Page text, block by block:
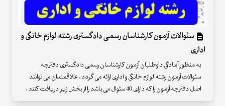
سئوالات آزمون کارشناسان رسمی دادگستری رشته لوازم خانگی و
اداری
به منظور آمادگی داوطلبان آزمون کارشناسان رسمی دادگستری دفترچه
سئوالات آزمون رشته لوازم خانگی و اداری ارائه می گردد . علاقمندان می توانند
اصل دفترچه آزمون را که دارای 40 سئوال می باشد را از بخش زیر دریافت کنند .